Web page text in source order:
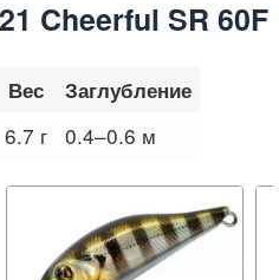
Cheerful SR 60F
Вес Заглубление
6.7 г 0.4–0.6 м